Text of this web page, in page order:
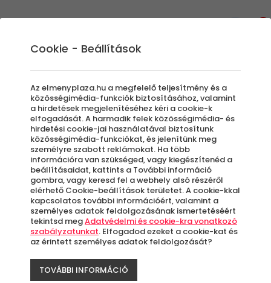
Ajándék ötletek húsvétra
gyerekeknek és felnőtteknek
Nem csak piros tojást és csokinyuszit lehet
adni húsvétra! Weboldalunkon rengeteg
olyan élményajándékot találhatsz, amelyekkel
felejthetetlenné teheted a húsvéti hosszú
hétvégét. Kuponjaink segítségével szinte
bármilyen programot leszervezhetsz az
ünnepekre, amelyek gyerekeknek és
felnőtteknek is ugyanolyan minőségi
szórakozást nyújthatnak.
Cookie - Beállítások
Az elmenyplaza.hu a megfelelő teljesítmény és a
közösségimédia-funkciók biztosításához, valamint
a hirdetések megjelenítéséhez kéri a cookie-k
elfogadását. A harmadik felek közösségimédia- és
hirdetési cookie-jai használatával biztosítunk
közösségimédia-funkciókat, és jelenítünk meg
személyre szabott reklámokat. Ha több
információra van szükséged, vagy kiegészítenéd a
beállításaidat, kattints a További információ
gombra, vagy keresd fel a webhely alsó részéről
elérhető Cookie-beállítások területet. A cookie-kkal
kapcsolatos további információért, valamint a
személyes adatok feldolgozásának ismertetéséért
tekintsd megAdatvédelmi és cookie-kra vonatkozó
szabályzatunkat. Elfogadod ezeket a cookie-kat és
az érintett személyes adatok feldolgozását?
TOVÁBBI INFORMÁCIÓ